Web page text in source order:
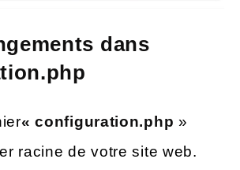
dans
« configuration.php »
racine de votre site web.